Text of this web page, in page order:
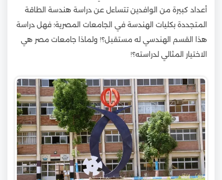
أعداد كبيرة من الوافدين تتساءل عن دراسة هندسة الطاقة
المتجددة بكليات الهندسة في الجامعات المصرية؛ فهل دراسة
هذا القسم الهندسي له مستقبل؟! ولماذا جامعات مصر هي
الاختيار المثالي لدراسته؟!